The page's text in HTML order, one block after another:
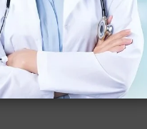
kecil. Lipatan kulit
meninggalkan